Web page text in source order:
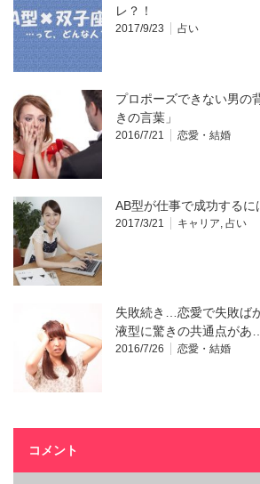
レ？！
2017/9/23 占い
プロポーズできない男の
きの言葉」
2016/7/21 恋愛・結婚
AB型が仕事で成功する
2017/3/21 キャリア, 占い
失敗続き…恋愛で失敗ば
液型に驚きの共通点があ…
2016/7/26 恋愛・結婚
コメント